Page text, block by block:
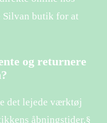
Silvan butik for at
og returnere
det lejede værktøj
åbningstider.§